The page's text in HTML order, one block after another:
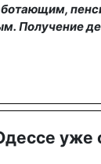
Получение
уже